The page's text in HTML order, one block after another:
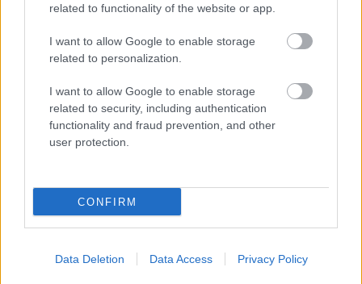
related to functionality of the website or app.
I want to allow Google to enable storage
related to personalization.
I want to allow Google to enable storage
related to security, including authentication
functionality and fraud prevention, and other
user protection.
CONFIRM
Data Deletion Data Access Privacy Policy
#SÉRÜLÉSEK
#SÉRÜLÉS #BANÓ-SZABÓ BENCE
Autópiac